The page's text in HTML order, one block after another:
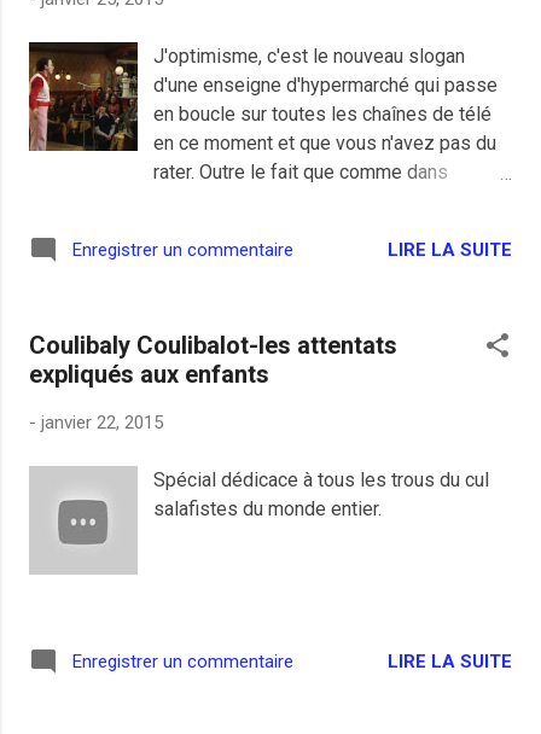
J'optimisme, c'est le nouveau slogan
d'une enseigne d'hypermarché qui passe
en boucle sur toutes les chaînes de télé
en ce moment et que vous n'avez pas du
rater. Outre le fait que comme dans
extérieures de consultanting en
pour marquer l'esprit et ça fonctionne
souvent. Moi, quand je prononce ce
me fait penser à une maîtresse de maison
Enregistrer un commentaire LIRE LA SUITE
Coulibaly Coulibalot-les attentats
expliqués aux enfants
- janvier 22, 2015
Spécial dédicace à tous les trous du cul
salafistes du monde entier.
Enregistrer un commentaire LIRE LA SUITE